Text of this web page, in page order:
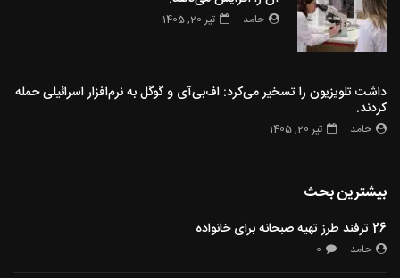
حامد تیر 20, 1405
داشت تلویزیون را تسخیر می‌کرد: اف‌بی‌آی و گوگل به نرم‌افزار اسرائیلی حمله
کردند.
حامد تیر 20, 1405
بیشترین بحث
26 ترفند طرز تهیه صبحانه برای خانواده
حامد 0